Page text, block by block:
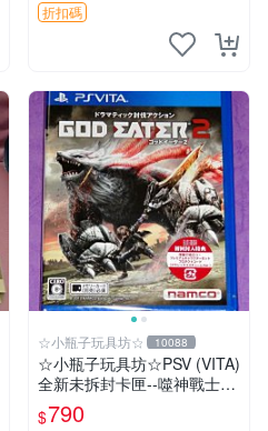
折扣碼
☆小瓶子玩具坊☆ 10088
☆小瓶子玩具坊☆PSV (VITA)
全新未拆封卡匣--噬神戰士2
《噬神者2》(日版)
$790